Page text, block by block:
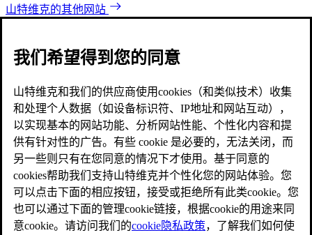
山特维克的其他网站
我们希望得到您的同意
山特维克和我们的供应商使用cookies（和类似技术）收集
和处理个人数据（如设备标识符、IP地址和网站互动），
以实现基本的网站功能、分析网站性能、个性化内容和提
供有针对性的广告。有些 cookie 是必要的，无法关闭，而
另一些则只有在您同意的情况下才使用。基于同意的
cookies帮助我们支持山特维克并个性化您的网站体验。您
可以点击下面的相应按钮，接受或拒绝所有此类cookie。您
也可以通过下面的管理cookie链接，根据cookie的用途来同
意cookie。请访问我们的cookie隐私政策，了解我们如何使